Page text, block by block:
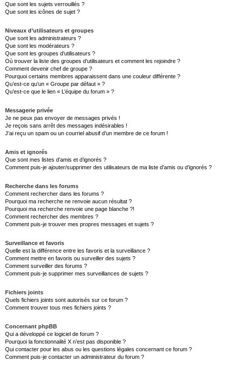
Que sont les sujets verrouillés ?
Que sont les icônes de sujet ?
Niveaux d’utilisateurs et groupes
Que sont les administrateurs ?
Que sont les modérateurs ?
Que sont les groupes d’utilisateurs ?
Où trouver la liste des groupes d’utilisateurs et comment les rejoindre ?
Comment devenir chef de groupe ?
Pourquoi certains membres apparaissent dans une couleur différente ?
Qu’est-ce qu’un « Groupe par défaut » ?
Qu’est-ce que le lien « L’équipe du forum » ?
Messagerie privée
Je ne peux pas envoyer de messages privés !
Je reçois sans arrêt des messages indésirables !
J’ai reçu un spam ou un courriel abusif d’un membre de ce forum !
Amis et ignorés
Que sont mes listes d’amis et d’ignorés ?
Comment puis-je ajouter/supprimer des utilisateurs de ma liste d’amis ou d’ignorés ?
Recherche dans les forums
Comment rechercher dans les forums ?
Pourquoi ma recherche ne renvoie aucun résultat ?
Pourquoi ma recherche renvoie une page blanche ?!
Comment rechercher des membres ?
Comment puis-je trouver mes propres messages et sujets ?
Surveillance et favoris
Quelle est la différence entre les favoris et la surveillance ?
Comment mettre en favoris ou surveiller des sujets ?
Comment surveiller des forums ?
Comment puis-je supprimer mes surveillances de sujets ?
Fichiers joints
Quels fichiers joints sont autorisés sur ce forum ?
Comment trouver tous mes fichiers joints ?
Concernant phpBB
Qui a développé ce logiciel de forum ?
Pourquoi la fonctionnalité X n’est pas disponible ?
Qui contacter pour les abus ou les questions légales concernant ce forum ?
Comment puis-je contacter un administrateur du forum ?